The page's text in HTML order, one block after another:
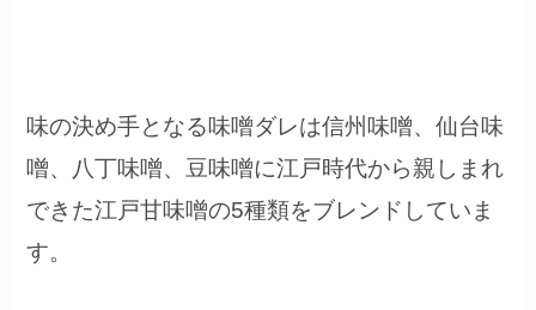
味の決め手となる味噌ダレは信州味噌、仙台味
噌、八丁味噌、豆味噌に江戸時代から親しまれ
できた江戸甘味噌の5種類をブレンドしていま
す。